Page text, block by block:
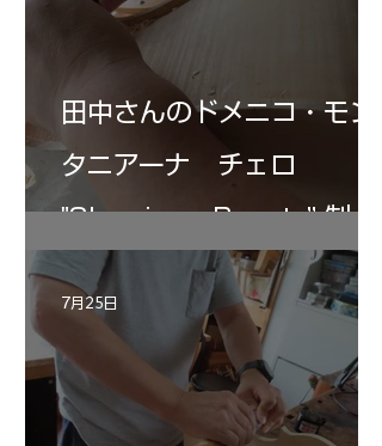
田中さんのドメニコ・モン
タニアーナ チェロ
"Sleeping・Beauty” 制作
記 30
7月25日